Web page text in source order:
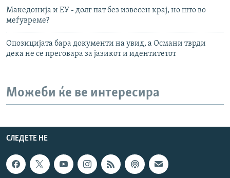
Македонија и ЕУ - долг пат без извесен крај, но што во
меѓувреме?
Опозицијата бара документи на увид, а Османи тврди
дека не се преговара за јазикот и идентитетот
Можеби ќе ве интересира
СЛЕДЕТЕ НЕ